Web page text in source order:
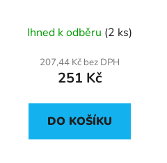
Ihned k odběru (2 ks)
207,44 Kč bez DPH
251 Kč
DO KOŠÍKU